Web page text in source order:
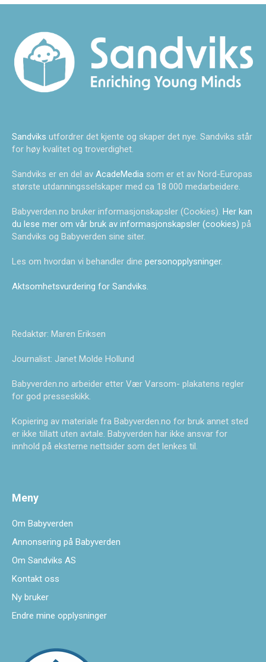
Sandviks utfordrer det kjente og skaper det nye. Sandviks står
for høy kvalitet og troverdighet.
Sandviks er en del av AcadeMedia som er et av Nord-Europas
største utdanningsselskaper med ca 18 000 medarbeidere.
Babyverden.no bruker informasjonskapsler (Cookies). Her kan
du lese mer om vår bruk av informasjonskapsler (cookies) på
Sandviks og Babyverden sine siter.
Les om hvordan vi behandler dine personopplysninger.
Aktsomhetsvurdering for Sandviks.
Redaktør: Maren Eriksen
Journalist: Janet Molde Hollund
Babyverden.no arbeider etter Vær Varsom- plakatens regler
for god presseskikk.
Kopiering av materiale fra Babyverden.no for bruk annet sted
er ikke tillatt uten avtale. Babyverden har ikke ansvar for
innhold på eksterne nettsider som det lenkes til.
Meny
Om Babyverden
Annonsering på Babyverden
Om Sandviks AS
Kontakt oss
Ny bruker
Endre mine opplysninger